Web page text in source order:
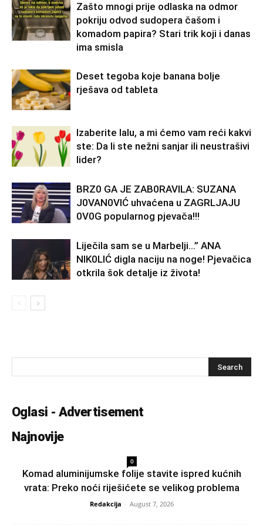
Zašto mnogi prije odlaska na odmor
pokriju odvod sudopera čašom i
komadom papira? Stari trik koji i danas
ima smisla
Deset tegoba koje banana bolje
rješava od tableta
Izaberite lalu, a mi ćemo vam reći kakvi
ste: Da li ste nežni sanjar ili neustrašivi
lider?
BRZ0 GA JE ZAB0RAVlLA: SUZANA
J0VAN0VIĆ uhvaćena u ZAGRLJAJU
0V0G popularnog pjevača!!!
Liječila sam se u Marbelji…” ANA
NlK0LlĆ digla naciju na noge! Pjevačica
otkrila šok detalje iz života!
Oglasi - Advertisement
Najnovije
0
Komad aluminijumske folije stavite ispred kućnih
vrata: Preko noći riješićete se velikog problema
Redakcija - August 7, 2026